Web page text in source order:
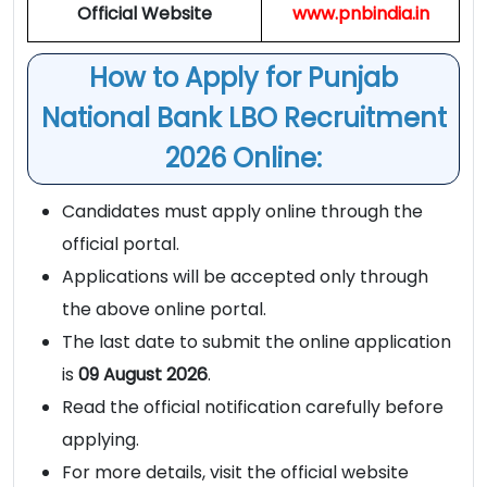
Official Website www.pnbindia.in
How to Apply for Punjab
National Bank LBO Recruitment
2026 Online:
Candidates must apply online through the
official portal.
Applications will be accepted only through
the above online portal.
The last date to submit the online application
is 09 August 2026.
Read the official notification carefully before
applying.
For more details, visit the official website